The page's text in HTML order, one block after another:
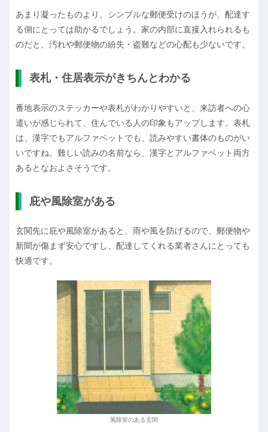
あまり凝ったものより、シンプルな郵便受けのほうが、配達す
る側にとっては助かるでしょう。家の内部に直接入れられるも
のだと、汚れや郵便物の紛失・盗難などの心配も少ないです。
表札・住居表示がきちんとわかる
番地表示のステッカーや表札がわかりやすいと、来訪者への心
遣いが感じられて、住んでいる人の印象もアップします。表札
は、漢字でもアルファベットでも、読みやすい書体のものがい
いですね。難しい読みの名前なら、漢字とアルファベット両方
あるとなおよさそうです。
庇や風除室がある
玄関先に庇や風除室があると、雨や風を防げるので、郵便物や
新聞が傷まず安心ですし、配達してくれる業者さんにとっても
快適です。
風除室のある玄関